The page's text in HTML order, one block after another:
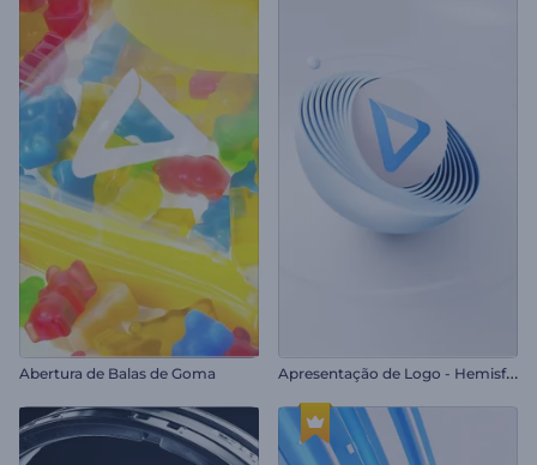
Abertura de Balas de Goma A
presentação de Logo - Hemisfério Giratório